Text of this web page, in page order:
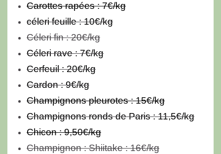
Carottes rapées : 7€/kg
céleri feuille : 10€/kg
Céleri fin :20€/kg
Céleri rave : 7€/kg
Cerfeuil : 20€/kg
Cardon : 9€/kg
Champignons pleurotes : 15€/kg
Champignons ronds de Paris : 11,5€/kg
Chicon : 9,50€/kg
Champignon : Shiitake :16€/kg